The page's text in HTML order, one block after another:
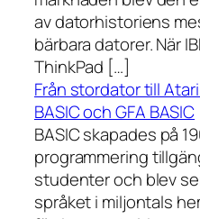
av datorhistoriens
bärbara datorer. När
ThinkPad […]
Från stordator till
BASIC och GFA BASIC
BASIC skapades på
programmering
studenter och blev
språket i miljontals